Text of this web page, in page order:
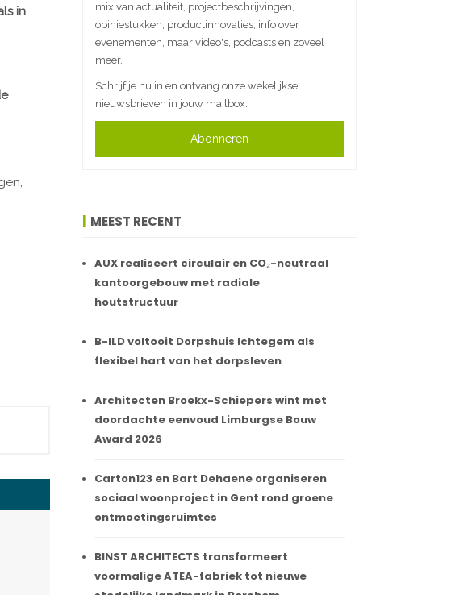
in
mix van actualiteit, projectbeschrijvingen,
opiniestukken, productinnovaties, info over
evenementen, maar video's, podcasts en zoveel
meer.
Schrijf je nu in en ontvang onze wekelijkse
nieuwsbrieven in jouw mailbox.
Abonneren
MEEST RECENT
AUX realiseert circulair en CO₂-neutraal
kantoorgebouw met radiale
houtstructuur
B-ILD voltooit Dorpshuis Ichtegem als
flexibel hart van het dorpsleven
Architecten Broekx-Schiepers wint met
doordachte eenvoud Limburgse Bouw
Award 2026
Carton123 en Bart Dehaene organiseren
sociaal woonproject in Gent rond groene
ontmoetingsruimtes
BINST ARCHITECTS transformeert
voormalige ATEA-fabriek tot nieuwe